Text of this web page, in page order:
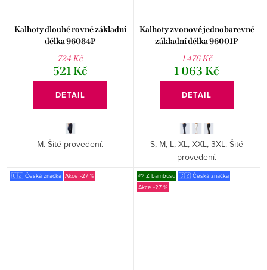
Kalhoty dlouhé rovné základní
délka 96084P
724 Kč
521 Kč
DETAIL
M. Šité provedení.
Kalhoty zvonové jednobarevné
základní délka 96001P
1 476 Kč
1 063 Kč
DETAIL
S, M, L, XL, XXL, 3XL. Šité
provedení.
🇨🇿 Česká značka -27 % 🌱 Z bambusu 🇨🇿 Česká značka
-27 %